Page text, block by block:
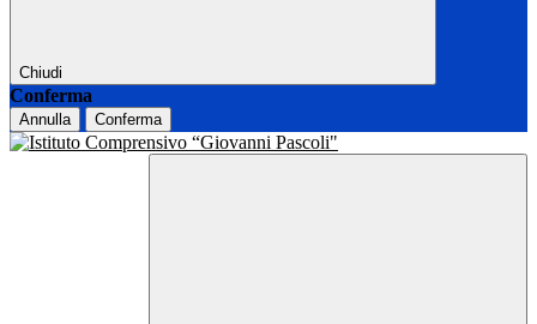
Chiudi
Conferma
Annulla Conferma